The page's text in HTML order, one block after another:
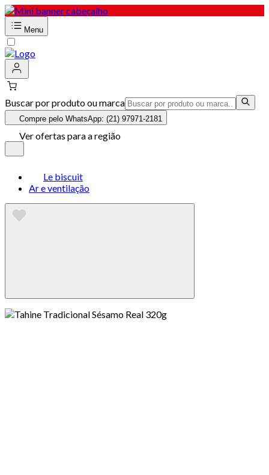
Menu
Buscar por produto ou marca
Compre pelo WhatsApp: (21) 97971-2181
Ver ofertas para a região
Le biscuit
Ar e ventilação